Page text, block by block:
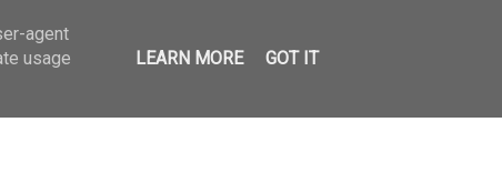
agent
usage
LEARN MORE GOT IT